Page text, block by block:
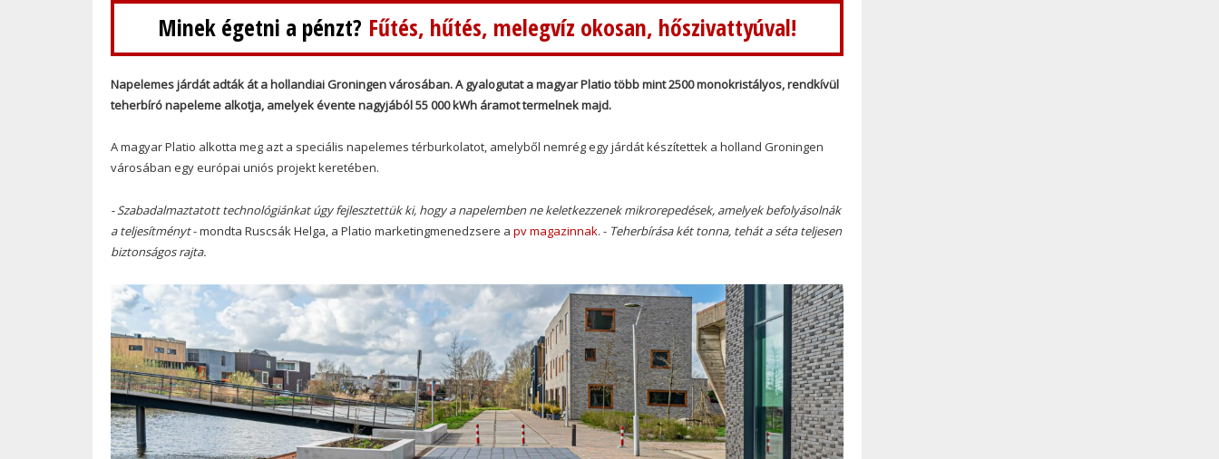
Minek égetni a pénzt? Fűtés, hűtés, melegvíz okosan, hőszivattyúval!
Napelemes járdát adták át a hollandiai Groningen városában. A gyalogutat a magyar Platio több mint 2500 monokristályos, rendkívül
teherbíró napeleme alkotja, amelyek évente nagyjából 55 000 kWh áramot termelnek majd.
A magyar Platio alkotta meg azt a speciális napelemes térburkolatot, amelyből nemrég egy járdát készítettek a holland Groningen
városában egy európai uniós projekt keretében.
- Szabadalmaztatott technológiánkat úgy fejlesztettük ki, hogy a napelemben ne keletkezzenek mikrorepedések, amelyek befolyásolnák
a teljesítményt- mondta Ruscsák Helga, a Platio marketingmenedzsere a pv magazinnak. - Teherbírása két tonna, tehát a séta teljesen
biztonságos rajta.